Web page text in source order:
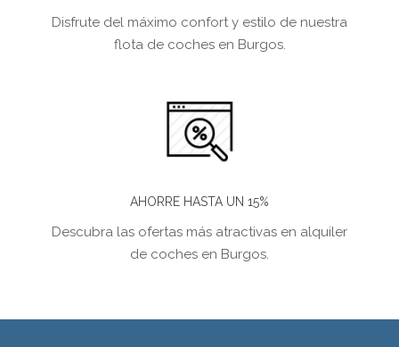
Disfrute del máximo confort y estilo de nuestra
flota de coches en Burgos.
AHORRE HASTA UN 15%
Descubra las ofertas más atractivas en alquiler
de coches en Burgos.